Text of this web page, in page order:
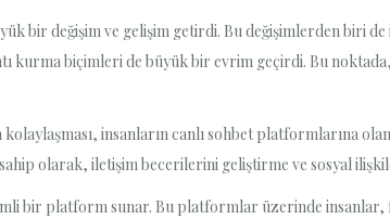
bir değişim ve gelişim getirdi. Bu değişimlerden biri
kurma biçimleri de büyük bir evrim geçirdi. Bu
insanların canlı sohbet platformlarına
olarak, iletişim becerilerini geliştirme ve sosyal
bir platform sunar. Bu platformlar üzerinde